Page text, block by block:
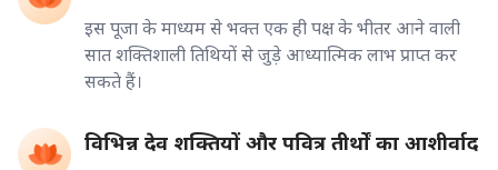
इस पूजा के माध्यम से भक्त एक ही पक्ष के भीतर आने वाली
सात शक्तिशाली तिथियों से जुड़े आध्यात्मिक लाभ प्राप्त कर
सकते हैं।
विभिन्न देव शक्तियों और पवित्र तीर्थों का आशीर्वाद